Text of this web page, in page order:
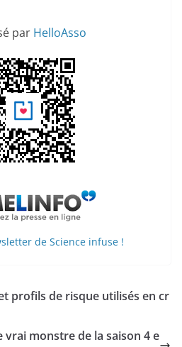
par HelloAsso
de Science infuse !
profils de risque utilisés en cr
vrai monstre de la saison 4 e